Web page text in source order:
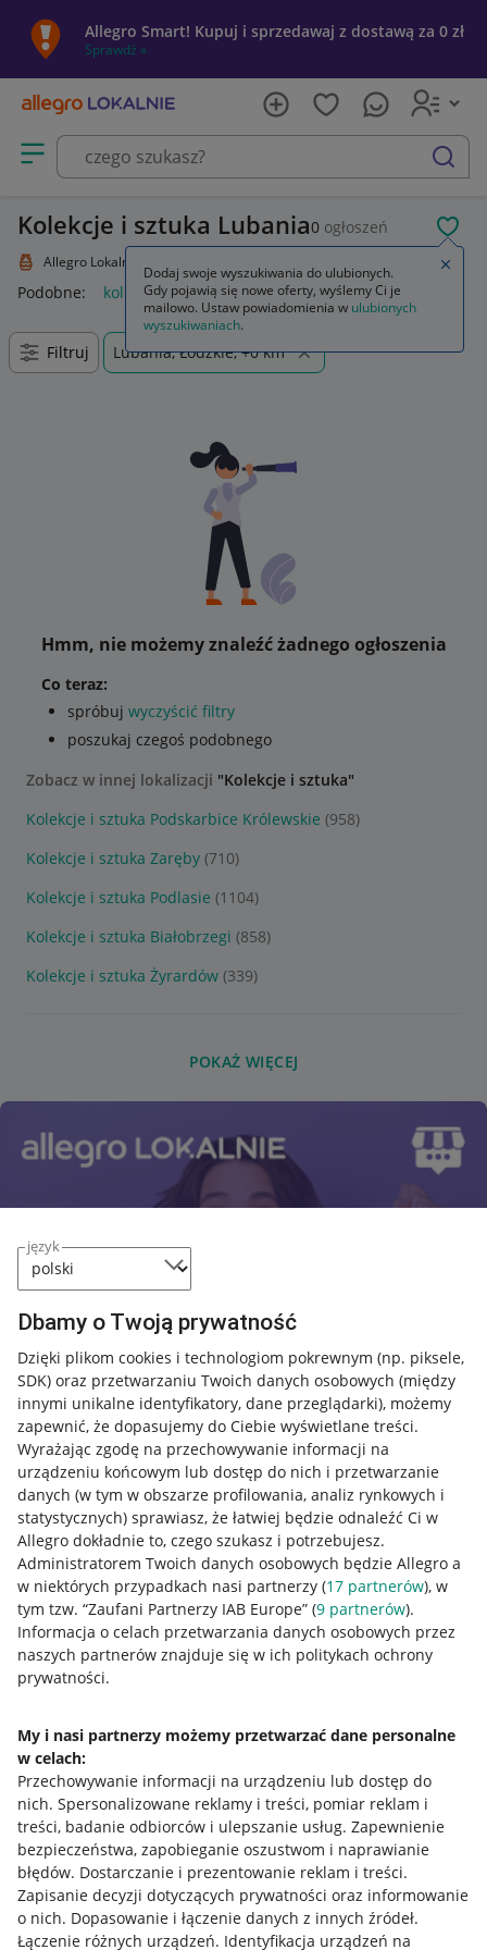
język
Dbamy o Twoją prywatność
Dzięki plikom cookies i technologiom pokrewnym (np. piksele,
SDK) oraz przetwarzaniu Twoich danych osobowych (między
innymi unikalne identyfikatory, dane przeglądarki), możemy
zapewnić, że dopasujemy do Ciebie wyświetlane treści.
Wyrażając zgodę na przechowywanie informacji na
urządzeniu końcowym lub dostęp do nich i przetwarzanie
danych (w tym w obszarze profilowania, analiz rynkowych i
statystycznych) sprawiasz, że łatwiej będzie odnaleźć Ci w
Allegro dokładnie to, czego szukasz i potrzebujesz.
Administratorem Twoich danych osobowych będzie Allegro a
w niektórych przypadkach nasi partnerzy (17 partnerów), w
tym tzw. “Zaufani Partnerzy IAB Europe” (9 partnerów).
Informacja o celach przetwarzania danych osobowych przez
naszych partnerów znajduje się w ich politykach ochrony
prywatności.
My i nasi partnerzy możemy przetwarzać dane personalne
w celach:
Przechowywanie informacji na urządzeniu lub dostęp do
nich. Spersonalizowane reklamy i treści, pomiar reklam i
treści, badanie odbiorców i ulepszanie usług. Zapewnienie
bezpieczeństwa, zapobieganie oszustwom i naprawianie
błędów. Dostarczanie i prezentowanie reklam i treści.
Zapisanie decyzji dotyczących prywatności oraz informowanie
o nich. Dopasowanie i łączenie danych z innych źródeł.
Łączenie różnych urządzeń. Identyfikacja urządzeń na
Allegro Smart! Kupuj i sprzedawaj z dostawą za 0 zł
Sprawdź »
Otwórz menu z kategoriami
szukaj
Kolekcje i sztuka Lubania0 ogłoszeń
Allegro Lokalnie
Podobne: kolekcje i sztuka
Filtruj Lubania, Łódzkie, +0 km
Hmm, nie możemy znaleźć żadnego ogłoszenia
Co teraz:
spróbuj wyczyścić filtry
poszukaj czegoś podobnego
Zobacz w innej lokalizacji "Kolekcje i sztuka"
Kolekcje i sztuka Podskarbice Królewskie (958)
Kolekcje i sztuka Zaręby (710)
Kolekcje i sztuka Podlasie (1104)
Kolekcje i sztuka Białobrzegi (858)
Kolekcje i sztuka Żyrardów (339)
POKAŻ WIĘCEJ
Przydatne informacje
Jak to działa
Napisz do nas
Allegro Gadane dla sprzedających
Mapa miejscowości
Informacje prawne
Regulamin
Polityka plików "cookies"
Ustawienia plików "cookies"
Dodaj swoje wyszukiwania do ulubionych.
Gdy pojawią się nowe oferty, wyślemy Ci je
mailowo. Ustaw powiadomienia w ulubionych
wyszukiwaniach.